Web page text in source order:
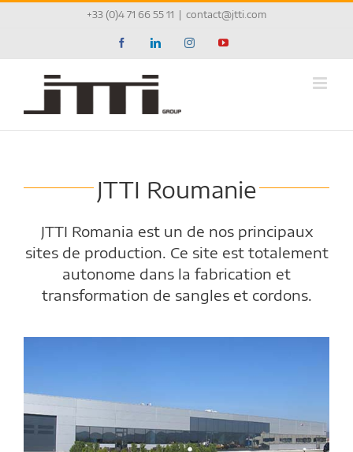
Passer
+33 (0)4 71 66 55 11 contact@jtti.com
FacebookLinkedInInstagramYouTube
JTTI Roumanie
JTTI Romania est un de nos principaux
sites de production. Ce site est totalement
autonome dans la fabrication et
transformation de sangles et cordons.